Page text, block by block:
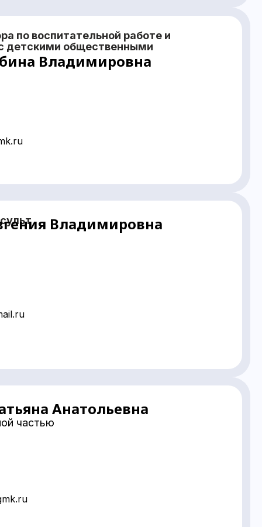
по воспитательной работе и
детскими общественными
Владимировна
Владимировна
Анатольевна
частью